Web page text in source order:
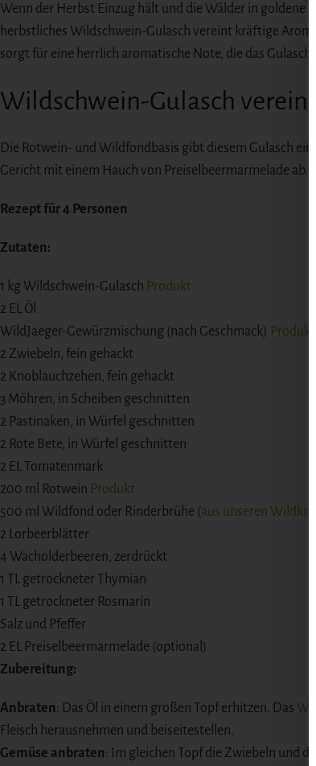
Wenn der Herbst Einzug hält und die Wälder in goldene
herbstliches Wildschwein-Gulasch vereint kräftige
sorgt für eine herrlich aromatische Note, die das
Wildschwein-Gulasch
Die Rotwein- und Wildfondbasis gibt diesem Gulasch
Gericht mit einem Hauch von Preiselbeermarmelade
Rezept für 4 Personen
Zutaten:
1 kg Wildschwein-Gulasch Produkt
2 EL Öl
WildJaeger-Gewürzmischung (nach Geschmack) Produkt
2 Zwiebeln, fein gehackt
2 Knoblauchzehen, fein gehackt
3 Möhren, in Scheiben geschnitten
2 Pastinaken, in Würfel geschnitten
2 Rote Bete, in Würfel geschnitten
2 EL Tomatenmark
200 ml Rotwein Produkt
500 ml Wildfond oder Rinderbrühe (aus unseren
2 Lorbeerblätter
4 Wacholderbeeren, zerdrückt
1 TL getrockneter Thymian
1 TL getrockneter Rosmarin
Salz und Pfeffer
2 EL Preiselbeermarmelade (optional)
Zubereitung:
Anbraten: Das Öl in einem großen Topf erhitzen. Das
Fleisch herausnehmen und beiseitestellen.
Gemüse anbraten: Im gleichen Topf die Zwiebeln und